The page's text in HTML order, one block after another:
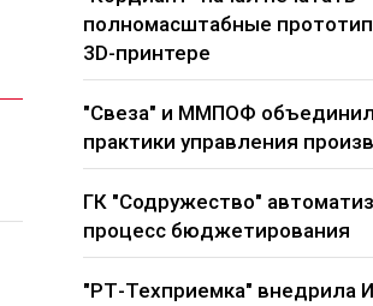
полномасштабные
3D-принтере
"Свеза" и ММПОФ
практики управления
ГК "Содружество"
процесс бюджетирования
"РТ-Техприемка" внедрила